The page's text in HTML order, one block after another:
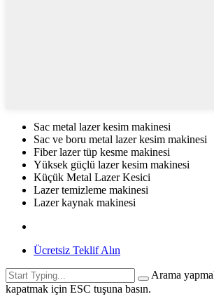
Sac metal lazer kesim makinesi
Sac ve boru metal lazer kesim makinesi
Fiber lazer tüp kesme makinesi
Yüksek güçlü lazer kesim makinesi
Küçük Metal Lazer Kesici
Lazer temizleme makinesi
Lazer kaynak makinesi
Ücretsiz Teklif Alın
Arama
kapatmak için ESC tuşuna basın.